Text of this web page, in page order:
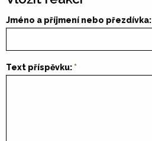
Jméno a příjmení nebo přezdívka:
Text příspěvku: